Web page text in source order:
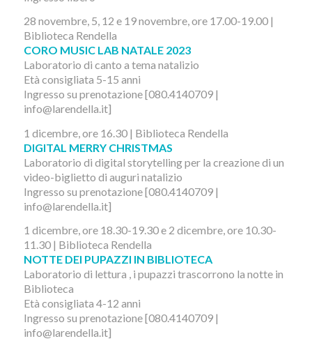
28 novembre, 5, 12 e 19 novembre, ore 17.00-19.00 |
Biblioteca Rendella
CORO MUSIC LAB NATALE 2023
Laboratorio di canto a tema natalizio
Età consigliata 5-15 anni
Ingresso su prenotazione [080.4140709 |
info@larendella.it]
1 dicembre, ore 16.30 | Biblioteca Rendella
DIGITAL MERRY CHRISTMAS
Laboratorio di digital storytelling per la creazione di un
video-biglietto di auguri natalizio
Ingresso su prenotazione [080.4140709 |
info@larendella.it]
1 dicembre, ore 18.30-19.30 e 2 dicembre, ore 10.30-
11.30 | Biblioteca Rendella
NOTTE DEI PUPAZZI IN BIBLIOTECA
Laboratorio di lettura , i pupazzi trascorrono la notte in
Biblioteca
Età consigliata 4-12 anni
Ingresso su prenotazione [080.4140709 |
info@larendella.it]